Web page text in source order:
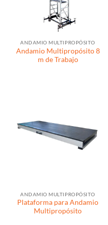
ANDAMIO MULTIPROPÓSITO
Andamio Multipropósito 8
m de Trabajo
ANDAMIO MULTIPROPÓSITO
Plataforma para Andamio
Multipropósito